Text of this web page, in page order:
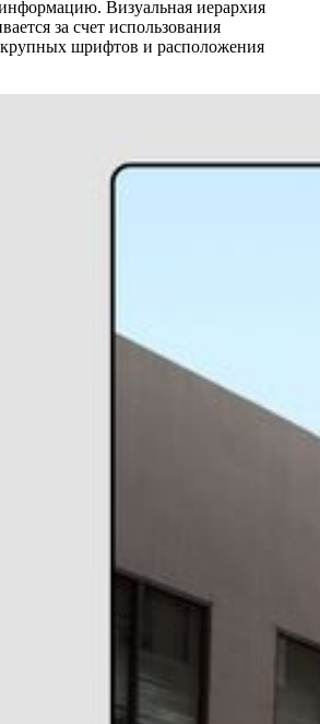
Визуальная иерархия
за счет использования
шрифтов и расположения